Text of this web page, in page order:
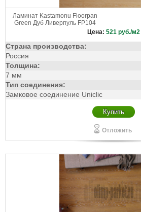
Ламинат Kastamonu Floorpan
Green Дуб Ливерпуль FP104
Цена: 521 руб./м2
Страна производства:
Россия
Толщина:
7 мм
Тип соединения:
Замковое соединение Uniclic
Купить
Отложить